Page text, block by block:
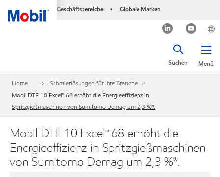
Geschäftsbereiche • Globale Marken
Menü
Suchen
Home
Schmierlösungen für Ihre Branche
Mobil DTE 10 Excel™ 68 erhöht die Energieeffizienz in
Spritzgießmaschinen von Sumitomo Demag um 2,3 %*.
Mobil DTE 10 Excel™ 68 erhöht die
Energieeffizienz in Spritzgießmaschinen
von Sumitomo Demag um 2,3 %*.